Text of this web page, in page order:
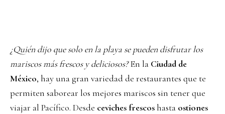
¿Quién dijo que solo en la playa se pueden disfrutar los
mariscos más frescos y deliciosos?En la Ciudad de
México, hay una gran variedad de restaurantes que te
permiten saborear los mejores mariscos sin tener que
viajar al Pacífico. Desde ceviches frescoshasta ostiones